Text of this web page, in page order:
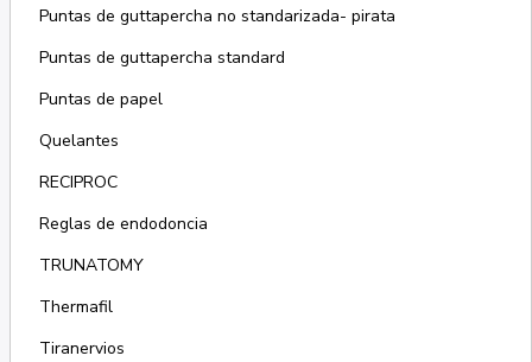
Puntas de guttapercha no standarizada- pirata
Puntas de guttapercha standard
Puntas de papel
Quelantes
RECIPROC
Reglas de endodoncia
TRUNATOMY
Thermafil
Tiranervios